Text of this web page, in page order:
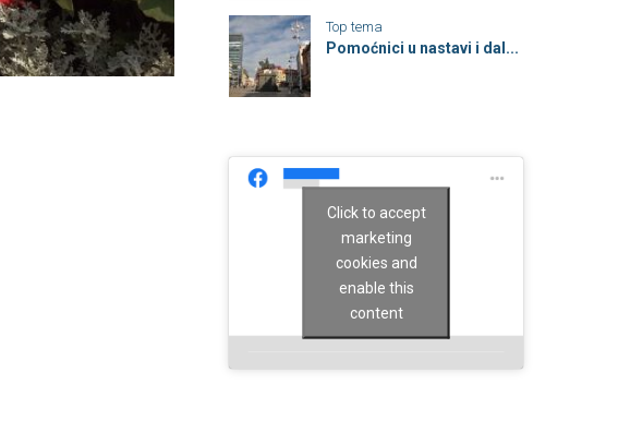
Top tema
Pomoćnici u nastavi i dal...
Click to accept
marketing
cookies and
enable this
content